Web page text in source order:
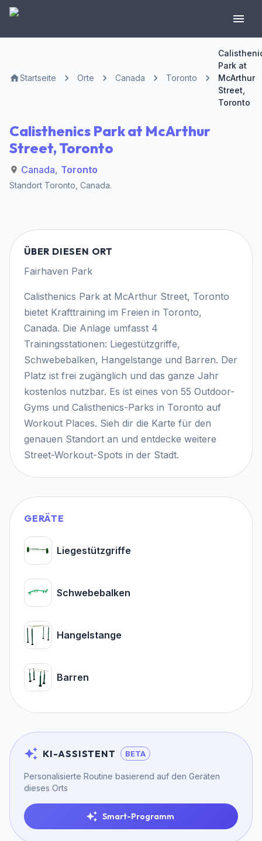
Startseite Orte Canada Toronto
Park at
McArthur
Street,
Toronto
Calisthenics Park at McArthur
Street, Toronto
Canada, Toronto
Standort Toronto Canada.
ÜBER DIESEN ORT
Fairhaven Park
Calisthenics Park at McArthur Street, Toronto
bietet Krafttraining im Freien in Toronto,
Canada. Die Anlage umfasst 4
Trainingsstationen: Liegestützgriffe,
Schwebebalken, Hangelstange und Barren. Der
Platz ist frei zugänglich und das ganze Jahr
kostenlos nutzbar. Es ist eines von 55 Outdoor-
Gyms und Calisthenics-Parks in Toronto auf
Workout Places. Sieh dir die Karte für den
genauen Standort an und entdecke weitere
Street-Workout-Spots in der Stadt.
GERÄTE
Liegestützgriffe
Schwebebalken
Hangelstange
Barren
KI-ASSISTENT BETA
Personalisierte Routine basierend auf den Geräten
dieses Orts
Smart-Programm